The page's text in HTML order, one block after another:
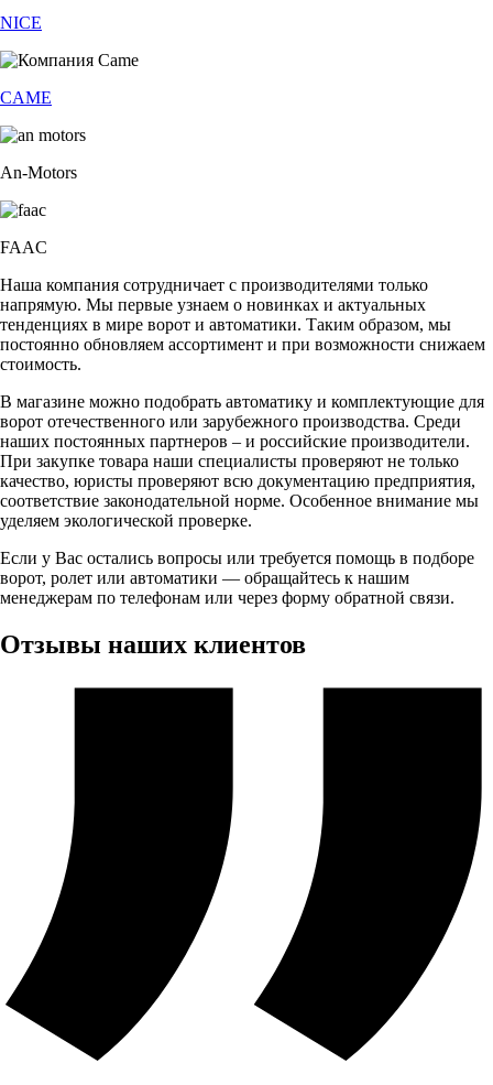
NICE
CAME
An-Motors
FAAC
Наша компания сотрудничает с производителями только
напрямую. Мы первые узнаем о новинках и актуальных
тенденциях в мире ворот и автоматики. Таким образом, мы
постоянно обновляем ассортимент и при возможности снижаем
стоимость.
В магазине можно подобрать автоматику и комплектующие для
ворот отечественного или зарубежного производства. Среди
наших постоянных партнеров – и российские производители.
При закупке товара наши специалисты проверяют не только
качество, юристы проверяют всю документацию предприятия,
соответствие законодательной норме. Особенное внимание мы
уделяем экологической проверке.
Если у Вас остались вопросы или требуется помощь в подборе
ворот, ролет или автоматики — обращайтесь к нашим
менеджерам по телефонам или через форму обратной связи.
Отзывы наших клиентов